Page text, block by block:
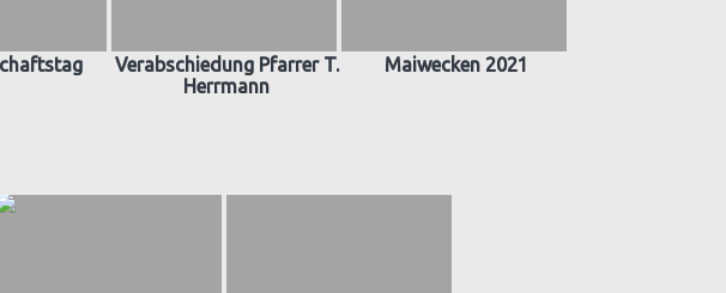
Verabschiedung Pfarrer T.
Herrmann
Maiwecken 2021